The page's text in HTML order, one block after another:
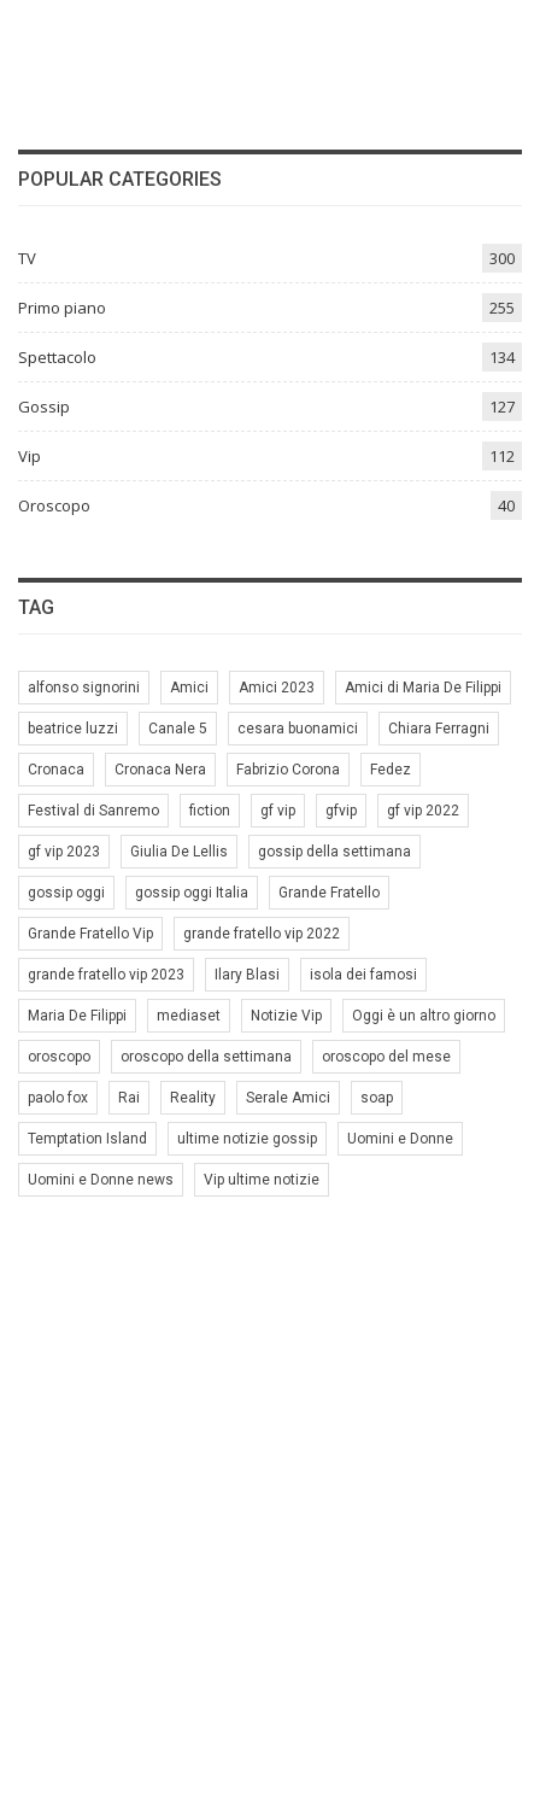
POPULAR CATEGORIES
TV 300
Primo piano 255
Spettacolo 134
Gossip 127
Vip 112
Oroscopo 40
TAG
alfonso signorini Amici Amici 2023 Amici di Maria De Filippi
beatrice luzzi Canale 5 cesara buonamici Chiara Ferragni
Cronaca Cronaca Nera Fabrizio Corona Fedez
Festival di Sanremo fiction gf vip gfvip gf vip 2022
gf vip 2023 Giulia De Lellis gossip della settimana
gossip oggi gossip oggi Italia Grande Fratello
Grande Fratello Vip grande fratello vip 2022
grande fratello vip 2023 Ilary Blasi isola dei famosi
Maria De Filippi mediaset Notizie Vip Oggi è un altro giorno
oroscopo oroscopo della settimana oroscopo del mese
paolo fox Rai Reality Serale Amici soap
Temptation Island ultime notizie gossip Uomini e Donne
Uomini e Donne news Vip ultime notizie